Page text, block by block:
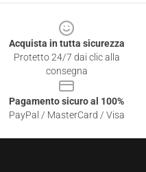
Acquista in tutta sicurezza
Protetto 24/7 dai clic alla
consegna
Pagamento sicuro al 100%
PayPal / MasterCard / Visa